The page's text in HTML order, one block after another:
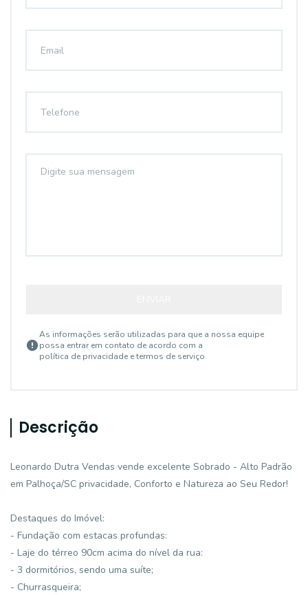
As informações serão utilizadas para que a nossa equipe
possa entrar em contato de acordo com a
política de privacidade e termos de serviço
Descrição
Leonardo Dutra Vendas vende excelente Sobrado - Alto Padrão
em Palhoça/SC privacidade, Conforto e Natureza ao Seu Redor!
Destaques do Imóvel:
- Fundação com estacas profundas:
- Laje do térreo 90cm acima do nível da rua:
- 3 dormitórios, sendo uma suíte;
- Churrasqueira;